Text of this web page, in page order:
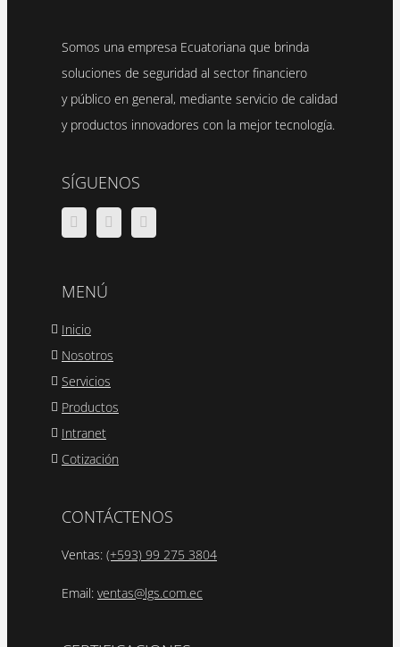
Somos una empresa Ecuatoriana que brinda
soluciones de seguridad al sector financiero
y público en general, mediante servicio de calidad
y productos innovadores con la mejor tecnología.
SÍGUENOS
MENÚ
Inicio
Nosotros
Servicios
Productos
Intranet
Cotización
CONTÁCTENOS
Ventas: (+593) 99 275 3804
Email: ventas@lgs.com.ec